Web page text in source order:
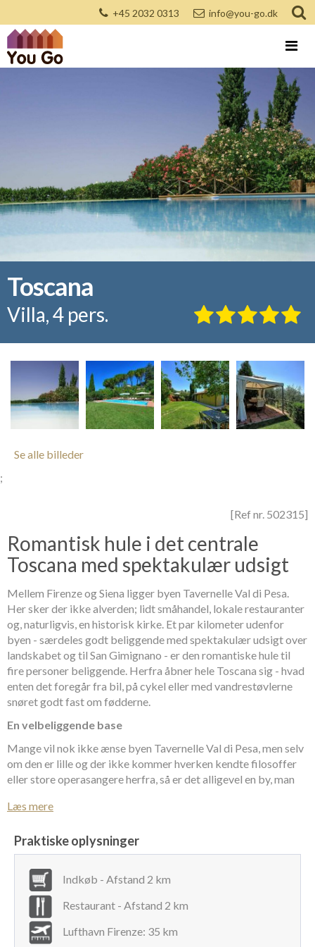
+45 2032 0313 info@you-go.dk
Toscana
Villa, 4 pers.
Se alle billeder
;
[Ref nr. 502315]
Romantisk hule i det centrale
Toscana med spektakulær udsigt
Mellem Firenze og Siena ligger byen Tavernelle Val di Pesa.
Her sker der ikke alverden; lidt småhandel, lokale restauranter
og, naturligvis, en historisk kirke. Et par kilometer udenfor
byen - særdeles godt beliggende med spektakulær udsigt over
landskabet og til San Gimignano - er den romantiske hule til
fire personer beliggende. Herfra åbner hele Toscana sig - hvad
enten det foregår fra bil, på cykel eller med vandrestøvlerne
snøret godt fast om fødderne.
En velbeliggende base
Mange vil nok ikke ænse byen Tavernelle Val di Pesa, men selv
om den er lille og der ikke kommer hverken kendte filosoffer
eller store operasangere herfra, så er det alligevel en by, man
hverken hele dage eller uger til at gå her, men her som base for
noget.
Fra den romantiske hule i det centrale Toscana, venter store
oplevelser lige udenfor døren. Fra huset og haven ser man ud
over et fantastisk landskab. Faktisk ser man til et af regionens
helt store trækplastre, nemlig tårnenes by:
Læs mere
Praktiske oplysninger
Indkøb - Afstand 2 km
Restaurant - Afstand 2 km
Lufthavn Firenze: 35 km